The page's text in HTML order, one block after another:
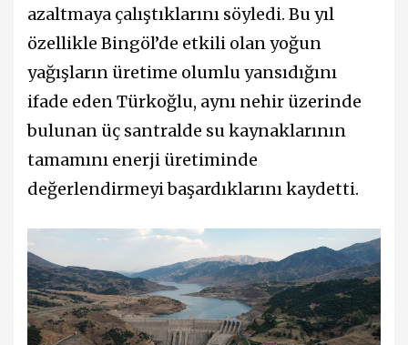
azaltmaya çalıştıklarını söyledi. Bu yıl
özellikle Bingöl’de etkili olan yoğun
yağışların üretime olumlu yansıdığını
ifade eden Türkoğlu, aynı nehir üzerinde
bulunan üç santralde su kaynaklarının
tamamını enerji üretiminde
değerlendirmeyi başardıklarını kaydetti.